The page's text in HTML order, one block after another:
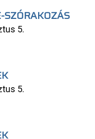
SZÓRAKOZÁS
5.
5.